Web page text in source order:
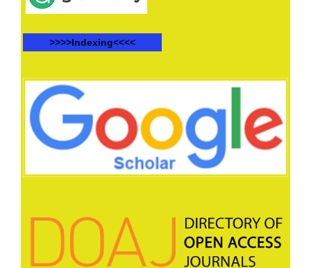
>>>>Indexing<<<<